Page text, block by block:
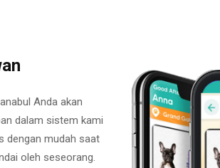
Anda akan
dalam sistem kami
dengan mudah saat
oleh seseorang.